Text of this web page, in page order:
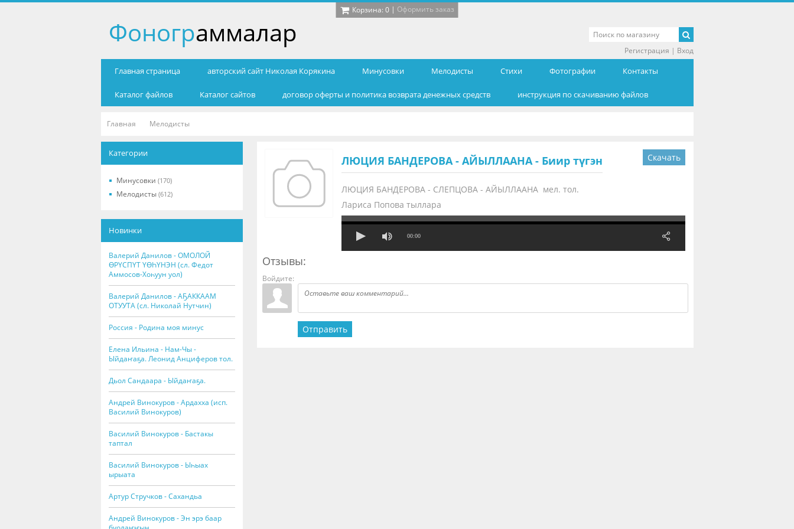
Корзина: 0| Оформить заказ
Фонограммалар
Главная страница авторский сайт Николая Корякина Минусовки Мелодисты Cтихи Фотографии Контакты
Каталог файлов Каталог сайтов договор оферты и политика возврата денежных средств инструкция по скачиванию файлов
Регистрация | Вход
Главная Мелодисты
ЛЮЦИЯ БАНДЕРОВА - АЙЫЛЛААНА - Биир түгэн Скачать
ЛЮЦИЯ БАНДЕРОВА - СЛЕПЦОВА - АЙЫЛЛААНА мел. тол.
Лариса Попова тыллара
00:00
Отзывы:
Войдите:
Отправить
Категории
Минусовки (170)
Мелодисты (612)
Новинки
Валерий Данилов - ОМОЛОЙ
ӨРҮСПҮТ ҮӨҺҮНЭН (сл. Федот
Аммосов-Хоһуун уол)
Валерий Данилов - АҔАККААМ
ОТУУТА (сл. Николай Нутчин)
Россия - Родина моя минус
Елена Ильина - Нам-Чы -
Ыйдаҥаҕа. Леонид Анциферов тол.
Дьол Сандаара - Ыйдаҥаҕа.
Андрей Винокуров - Ардахха (исп.
Василий Винокуров)
Василий Винокуров - Бастакы
таптал
Василий Винокуров - Ыһыах
ырыата
Артур Стручков - Сахандьа
Андрей Винокуров - Эн эрэ баар